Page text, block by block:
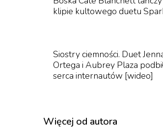
Gwiazda zdradziła, że w
klipie kultowego duetu
Siostry ciemności. Duet
Ortega i Aubrey Plaza
serca internautów [wideo]
Więcej od autora